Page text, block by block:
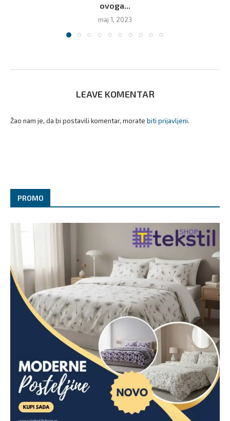
ovoga...
maj 1, 2023
LEAVE KOMENTAR
Žao nam je, da bi postavili komentar, morate biti prijavljeni.
PROMO